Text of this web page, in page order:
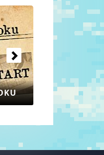
MATCH 3
Nächste